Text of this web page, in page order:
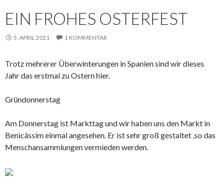
EIN FROHES OSTERFEST
5. APRIL 2021 1 KOMMENTAR
Trotz mehrerer Überwinterungen in Spanien sind wir dieses
Jahr das erstmal zu Ostern hier.
Gründonnerstag
Am Donnerstag ist Markttag und wir haben uns den Markt in
Benicâssim einmal angesehen. Er ist sehr groß gestaltet ,so das
Menschansammlungen vermieden werden.